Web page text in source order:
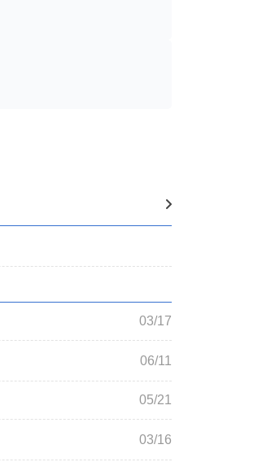
03/17
06/11
05/21
03/16